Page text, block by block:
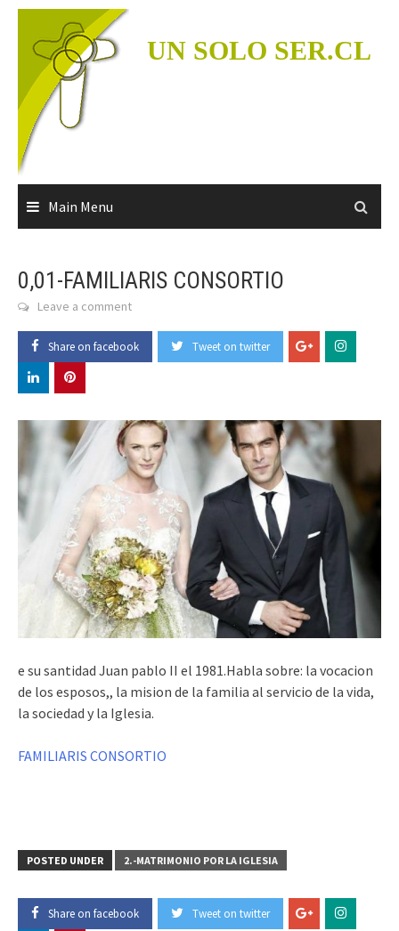
Skip
content
UN SOLO SER.CL
Main Menu
0,01-FAMILIARIS CONSORTIO
Leave a comment
Share on facebook Tweet on twitter
e su santidad Juan pablo II el 1981.Habla sobre: la vocacion
de los esposos,, la mision de la familia al servicio de la vida,
la sociedad y la Iglesia.
FAMILIARIS CONSORTIO
POSTED UNDER 2.-MATRIMONIO POR LA IGLESIA
Share on facebook Tweet on twitter